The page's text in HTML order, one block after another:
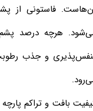
فاستونی از
هرچه درصد پشم
و جذب رطوبت
بافت و تراکم